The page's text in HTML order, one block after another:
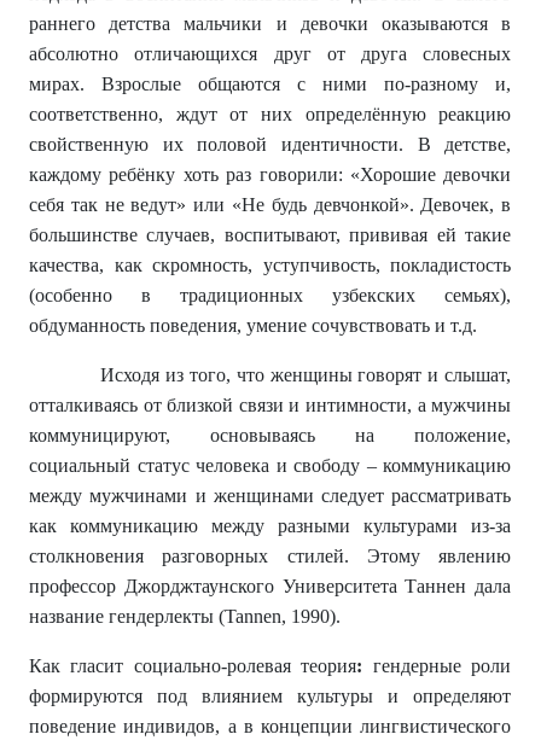
раннего детства мальчики и девочки оказываются в
абсолютно отличающихся друг от друга словесных
мирах. Взрослые общаются с ними по-разному и,
соответственно, ждут от них определённую реакцию
свойственную их половой идентичности. В детстве,
каждому ребёнку хоть раз говорили: «Хорошие девочки
себя так не ведут» или «Не будь девчонкой». Девочек, в
большинстве случаев, воспитывают, прививая ей такие
качества, как скромность, уступчивость, покладистость
(особенно в традиционных узбекских семьях),
обдуманность поведения, умение сочувствовать и т.д.
Исходя из того, что женщины говорят и слышат,
отталкиваясь от близкой связи и интимности, а мужчины
коммуницируют, основываясь на положение,
социальный статус человека и свободу – коммуникацию
между мужчинами и женщинами следует рассматривать
как коммуникацию между разными культурами из-за
столкновения разговорных стилей. Этому явлению
профессор Джорджтаунского Университета Таннен дала
название гендерлекты (Tannen, 1990).
Как гласит социально-ролевая теория: гендерные роли
формируются под влиянием культуры и определяют
поведение индивидов, а в концепции лингвистического